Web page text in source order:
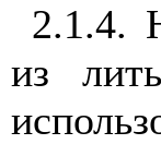
2.1.4.
из